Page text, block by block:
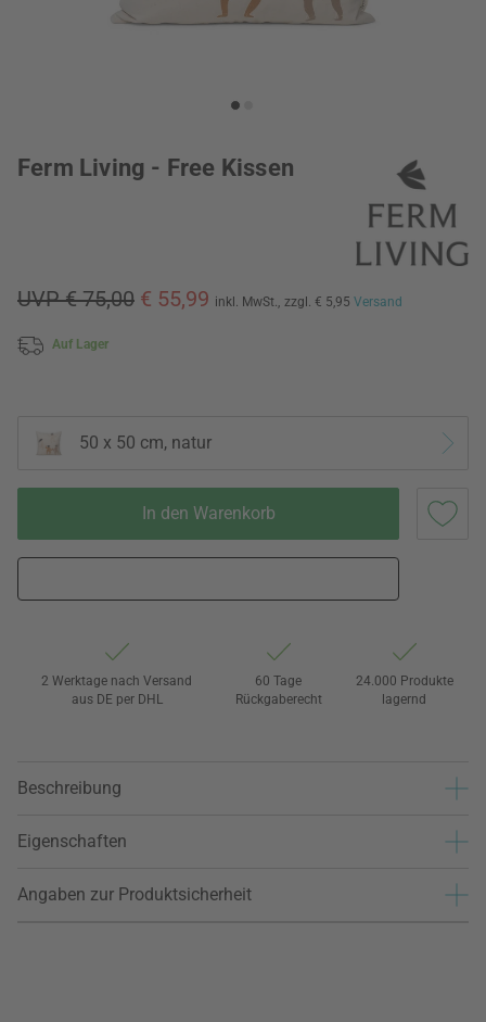
Ferm Living - Free Kissen
UVP € 75,00 € 55,99 inkl. MwSt., zzgl. € 5,95 Versand
Auf Lager
50 x 50 cm, natur
In den Warenkorb
2 Werktage nach Versand
aus DE per DHL
60 Tage
Rückgaberecht
24.000 Produkte
lagernd
Beschreibung
Eigenschaften
Angaben zur Produktsicherheit